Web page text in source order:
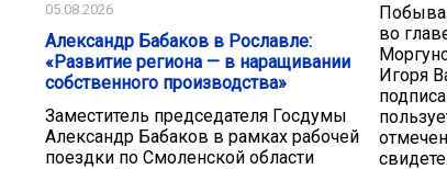
05.08.2026
Александр Бабаков в Рославле:
«Развитие региона — в наращивании
собственного производства»
Заместитель председателя Госдумы
Александр Бабаков в рамках рабочей
поездки по Смоленской области
во
Игоря